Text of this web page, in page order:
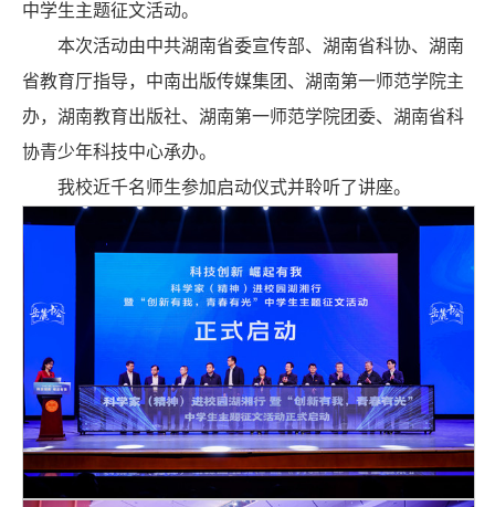
中学生主题征文活动。
本次活动由中共湖南省委宣传部、湖南省科协、湖南
省教育厅指导，中南出版传媒集团、湖南第一师范学院主
办，湖南教育出版社、湖南第一师范学院团委、湖南省科
协青少年科技中心承办。
我校近千名师生参加启动仪式并聆听了讲座。